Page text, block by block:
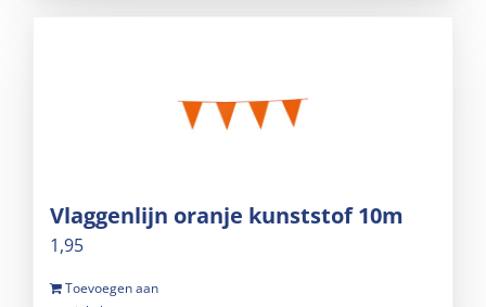
Vlaggenlijn oranje kunststof 10m
1,95
Toevoegen aan